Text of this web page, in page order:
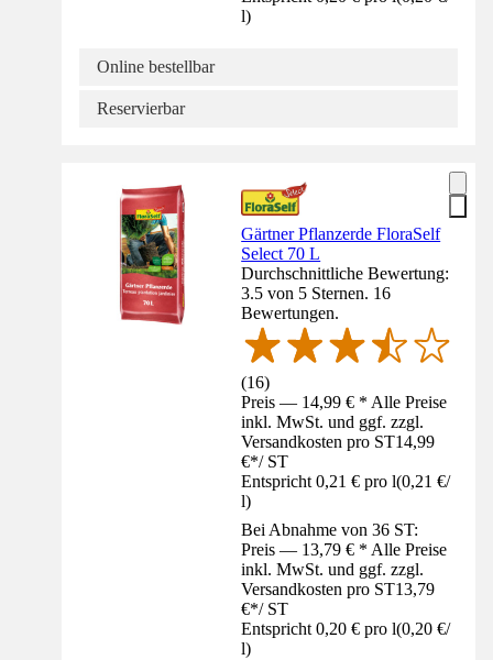
l)
Online bestellbar
Reservierbar
Gärtner Pflanzerde FloraSelf
Select 70 L
Durchschnittliche Bewertung:
3.5 von 5 Sternen. 16
Bewertungen.
(16)
Preis — 14,99 € * Alle Preise
inkl. MwSt. und ggf. zzgl.
Versandkosten pro ST14,99
€*/ ST
Entspricht 0,21 € pro l(0,21 €/
l)
Bei Abnahme von 36 ST:
Preis — 13,79 € * Alle Preise
inkl. MwSt. und ggf. zzgl.
Versandkosten pro ST13,79
€*/ ST
Entspricht 0,20 € pro l(0,20 €/
l)